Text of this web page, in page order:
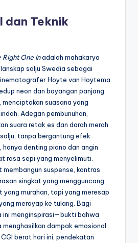
dan Teknik
Right One Inadalah mahakarya
salju Swedia sebagai
Hoyte van Hoytema
neon dan bayangan panjang
menciptakan suasana yang
Adegan pembunuhan,
suara retak es dan darah merah
tanpa bergantung efek
hanya denting piano dan angin
rasa sepi yang menyelimuti.
suspense, kontras
singkat yang mengguncang.
yang murahan, tapi yang meresap
merayap ke tulang. Bagi
ini menginspirasi—bukti bahwa
menghasilkan dampak emosional
berat hari ini, pendekatan